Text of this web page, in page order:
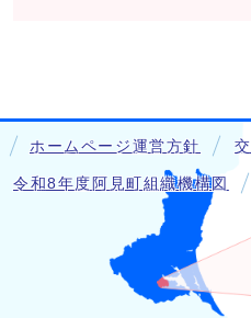
ホームページ運営方針
令和8年度阿見町組織機構図